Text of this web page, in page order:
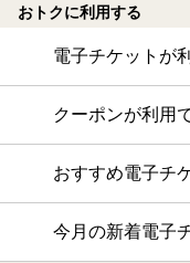
おトクに利用する
電子チケットが
クーポンが利用
おすすめ電子チ
今月の新着電子